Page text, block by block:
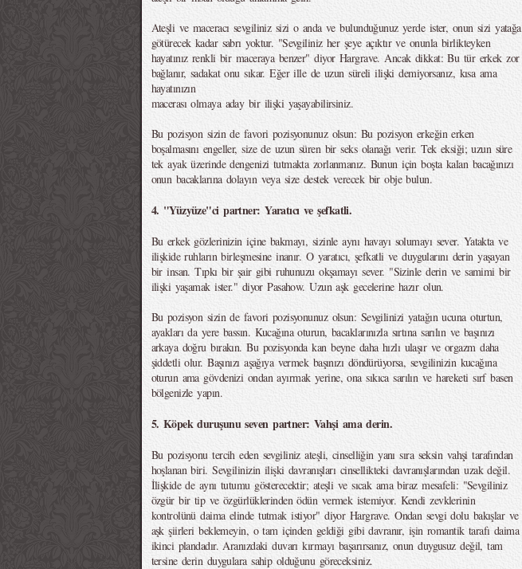
Ateşli ve maceracı sevgiliniz sizi o anda ve bulunduğunuz yerde ister, onun sizi yatağa
götürecek kadar sabrı yoktur. "Sevgiliniz her şeye açıktır ve onunla birlikteyken
hayatınız renkli bir maceraya benzer" diyor Hargrave. Ancak dikkat: Bu tür erkek zor
bağlanır, sadakat onu sıkar. Eğer ille de uzun süreli ilişki demiyorsanız, kısa ama
hayatınızın
macerası olmaya aday bir ilişki yaşayabilirsiniz.
Bu pozisyon sizin de favori pozisyonunuz olsun: Bu pozisyon erkeğin erken
boşalmasını engeller, size de uzun süren bir seks olanağı verir. Tek eksiği; uzun süre
tek ayak üzerinde dengenizi tutmakta zorlanmanız. Bunun için boşta kalan bacağınızı
onun bacaklarına dolayın veya size destek verecek bir obje bulun.
4. "Yüzyüze"ci partner: Yaratıcı ve şefkatli.
Bu erkek gözlerinizin içine bakmayı, sizinle aynı havayı solumayı sever. Yatakta ve
ilişkide ruhların birleşmesine inanır. O yaratıcı, şefkatli ve duygularını derin yaşayan
bir insan. Tıpkı bir şair gibi ruhunuzu okşamayı sever. "Sizinle derin ve samimi bir
ilişki yaşamak ister." diyor Pasahow. Uzun aşk gecelerine hazır olun.
Bu pozisyon sizin de favori pozisyonunuz olsun: Sevgilinizi yatağın ucuna oturtun,
ayakları da yere bassın. Kucağına oturun, bacaklarınızla sırtına sarılın ve başınızı
arkaya doğru bırakın. Bu pozisyonda kan beyne daha hızlı ulaşır ve orgazm daha
şiddetli olur. Başınızı aşağıya vermek başınızı döndürüyorsa, sevgilinizin kucağına
oturun ama gövdenizi ondan ayırmak yerine, ona sıkıca sarılın ve hareketi sırf basen
bölgenizle yapın.
5. Köpek duruşunu seven partner: Vahşi ama derin.
Bu pozisyonu tercih eden sevgiliniz ateşli, cinselliğin yanı sıra seksin vahşi tarafından
hoşlanan biri. Sevgilinizin ilişki davranışları cinsellikteki davranışlarından uzak değil.
İlişkide de aynı tutumu gösterecektir; ateşli ve sıcak ama biraz mesafeli: "Sevgiliniz
özgür bir tip ve özgürlüklerinden ödün vermek istemiyor. Kendi zevklerinin
kontrolünü daima elinde tutmak istiyor" diyor Hargrave. Ondan sevgi dolu bakışlar ve
aşk şiirleri beklemeyin, o tam içinden geldiği gibi davranır, işin romantik tarafı daima
ikinci plandadır. Aranızdaki duvarı kırmayı başarırsanız, onun duygusuz değil, tam
tersine derin duygulara sahip olduğunu göreceksiniz.